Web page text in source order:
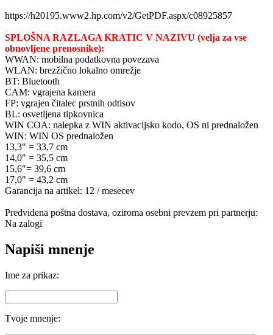
https://h20195.www2.hp.com/v2/GetPDF.aspx/c08925857
SPLOŠNA RAZLAGA KRATIC V NAZIVU (velja za vse
obnovljene prenosnike):
WWAN: mobilna podatkovna povezava
WLAN: brezžično lokalno omrežje
BT: Bluetooth
CAM: vgrajena kamera
FP: vgrajen čitalec prstnih odtisov
BL: osvetljena tipkovnica
WIN COA: nalepka z WIN aktivacijsko kodo, OS ni prednaložen
WIN: WIN OS prednaložen
13,3" = 33,7 cm
14,0" = 35,5 cm
15,6"= 39,6 cm
17,0" = 43,2 cm
Garancija na artikel: 12 / mesecev
Predvidena poštna dostava, oziroma osebni prevzem pri partnerju:
Na zalogi
Napiši mnenje
Ime za prikaz:
Tvoje mnenje: